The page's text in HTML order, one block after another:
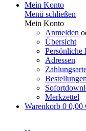
Mein Konto
Menü schließen
Mein Konto
Anmelden
Übersicht
Persönliche
Adressen
Bestellungen
Merkzettel
Warenkorb 0 0,00